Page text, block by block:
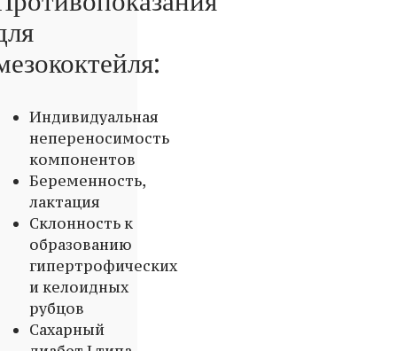
Индивидуальная
непереносимость
компонентов
Беременность,
лактация
Склонность к
образованию
гипертрофических
и келоидных
рубцов
Сахарный